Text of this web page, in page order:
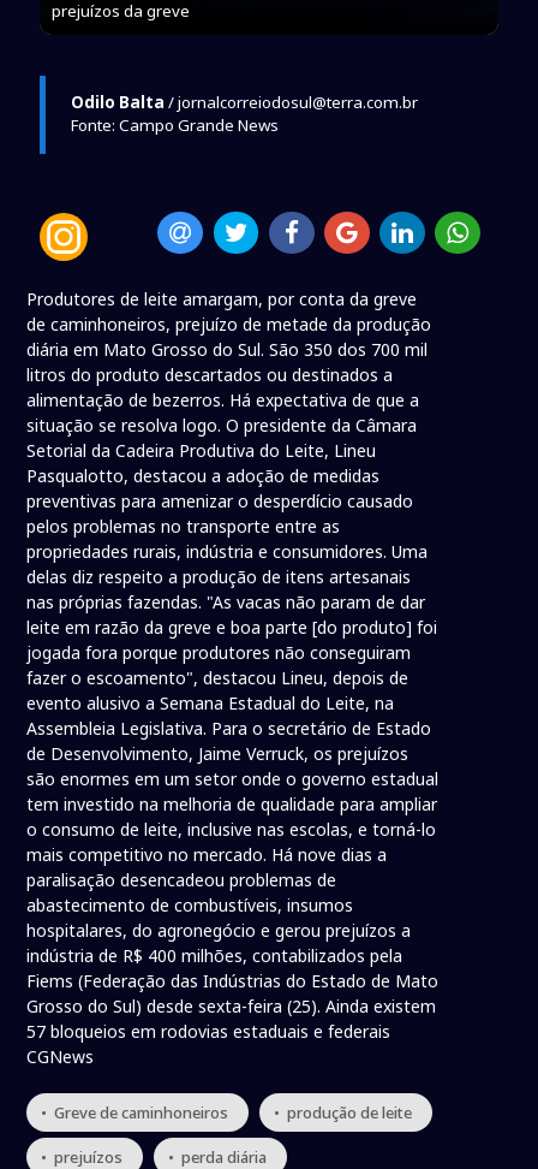
prejuízos da greve
Odilo Balta / jornalcorreiodosul@terra.com.br
Fonte: Campo Grande News
Produtores de leite amargam, por conta da greve
de caminhoneiros, prejuízo de metade da produção
diária em Mato Grosso do Sul. São 350 dos 700 mil
litros do produto descartados ou destinados a
alimentação de bezerros. Há expectativa de que a
situação se resolva logo. O presidente da Câmara
Setorial da Cadeira Produtiva do Leite, Lineu
Pasqualotto, destacou a adoção de medidas
preventivas para amenizar o desperdício causado
pelos problemas no transporte entre as
propriedades rurais, indústria e consumidores. Uma
delas diz respeito a produção de itens artesanais
nas próprias fazendas. "As vacas não param de dar
leite em razão da greve e boa parte [do produto] foi
jogada fora porque produtores não conseguiram
fazer o escoamento", destacou Lineu, depois de
evento alusivo a Semana Estadual do Leite, na
Assembleia Legislativa. Para o secretário de Estado
de Desenvolvimento, Jaime Verruck, os prejuízos
são enormes em um setor onde o governo estadual
tem investido na melhoria de qualidade para ampliar
o consumo de leite, inclusive nas escolas, e torná-lo
mais competitivo no mercado. Há nove dias a
paralisação desencadeou problemas de
abastecimento de combustíveis, insumos
hospitalares, do agronegócio e gerou prejuízos a
indústria de R$ 400 milhões, contabilizados pela
Fiems (Federação das Indústrias do Estado de Mato
Grosso do Sul) desde sexta-feira (25). Ainda existem
57 bloqueios em rodovias estaduais e federais
CGNews
• Greve de caminhoneiros • produção de leite
• prejuízos • perda diária